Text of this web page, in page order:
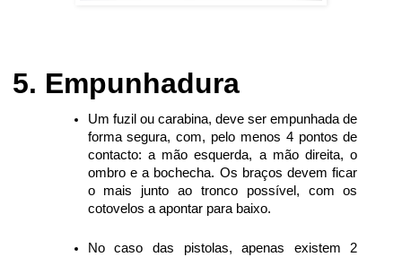
Empunhadura
Um fuzil ou carabina, deve ser empunhada de
forma segura, com, pelo menos 4 pontos de
contacto: a mão esquerda, a mão direita, o
ombro e a bochecha. Os braços devem ficar
o mais junto ao tronco possível, com os
cotovelos a apontar para baixo.
No caso das pistolas, apenas existem 2